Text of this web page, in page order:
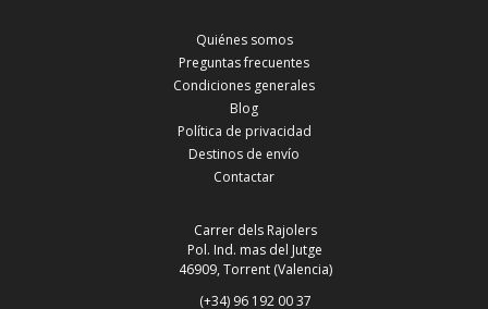
Quiénes somos
Preguntas frecuentes
Condiciones generales
Blog
Política de privacidad
Destinos de envío
Contactar
Carrer dels Rajolers
Pol. Ind. mas del Jutge
46909, Torrent (Valencia)
(+34) 96 192 00 37